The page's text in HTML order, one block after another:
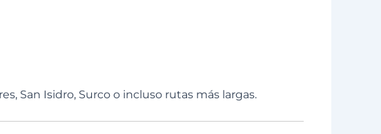
San Isidro, Surco o incluso rutas más largas.